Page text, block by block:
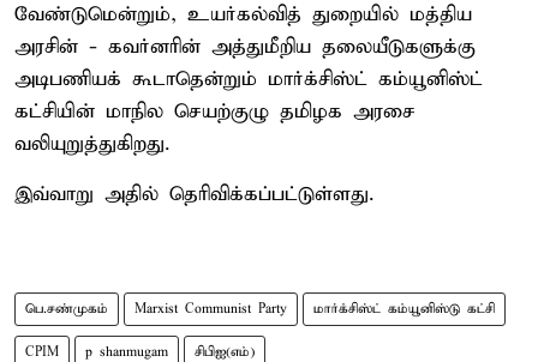
வேண்டுமென்றும், உயர்கல்வித் துறையில் மத்திய
அரசின் - கவர்னரின் அத்துமீறிய தலையீடுகளுக்கு
அடிபணியக் கூடாதென்றும் மார்க்சிஸ்ட் கம்யூனிஸ்ட்
கட்சியின் மாநில செயற்குழு தமிழக அரசை
வலியுறுத்துகிறது.
இவ்வாறு அதில் தெரிவிக்கப்பட்டுள்ளது.
பெ.சண்முகம் Marxist Communist Party மார்க்சிஸ்ட் கம்யூனிஸ்டு கட்சி
CPIM p shanmugam சிபிஐ(எம்)